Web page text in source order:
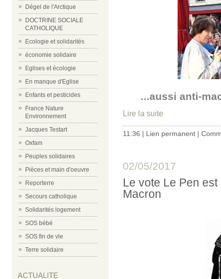
Dégel de l'Arctique
DOCTRINE SOCIALE
CATHOLIQUE
Ecologie et solidarités
économie solidaire
Eglises et écologie
En manque d'Eglise
Enfants et pesticides
France Nature
Environnement
Jacques Testart
Oxfam
Peuples solidaires
Pièces et main d'oeuvre
Reporterre
Secours catholique
Solidarités logement
SOS bébé
SOS fin de vie
Terre solidaire
ACTUALITE
...aussi anti-
Lire la suite
11:36 | Lien permanent |
02/05/2017
Le vote Le Pen
Macron